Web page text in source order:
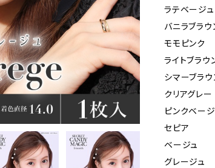
ラテベージュ
バニラブラウ
モモピンク
ライトブラウ
シマーブラウ
クリアグレー
ピンクベー
セピア
ベージュ
グレージュ